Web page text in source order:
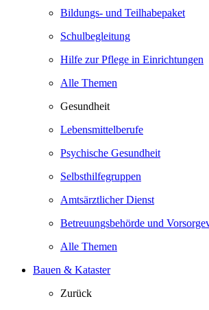
Bildungs- und Teilhabepaket
Schulbegleitung
Hilfe zur Pflege in Einrichtungen
Alle Themen
Gesundheit
Lebensmittelberufe
Psychische Gesundheit
Selbsthilfegruppen
Amtsärztlicher Dienst
Betreuungsbehörde und
Alle Themen
Bauen & Kataster
Zurück